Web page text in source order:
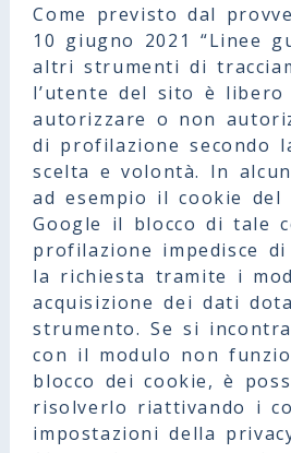
Come previsto dal
10 giugno 2021 “Linee
altri strumenti di
l’utente del sito è libero
autorizzare o non
di profilazione secondo
scelta e volontà. In
ad esempio il cookie del
Google il blocco di tale
profilazione impedisce
la richiesta tramite i
acquisizione dei dati
strumento. Se si
con il modulo non
blocco dei cookie, è
risolverlo riattivando i
impostazioni della